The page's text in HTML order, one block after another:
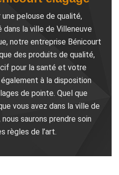
pelouse de qualité,
la ville de Villeneuve
notre entreprise Bénicourt
des produits de qualité,
pour la santé et votre
à la disposition
de pointe. Quel que
vous avez dans la ville de
saurons prendre soin
règles de l’art.